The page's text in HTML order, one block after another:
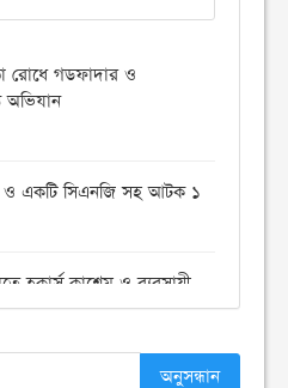
রোধে গডফাদার ও
অভিযান
ও একটি সিএনজি সহ আটক ১
হকার্স কাশেম ও ব্যবসায়ী
অনুসন্ধান